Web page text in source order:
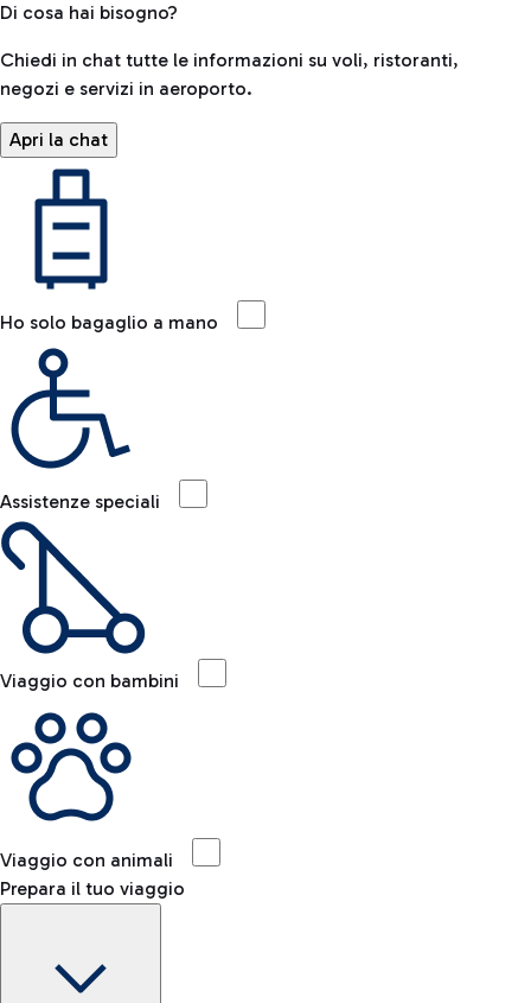
Di cosa hai bisogno?
Chiedi in chat tutte le informazioni su voli, ristoranti,
negozi e servizi in aeroporto.
Apri la chat
Ho solo bagaglio a mano
Assistenze speciali
Viaggio con bambini
Viaggio con animali
Prepara il tuo viaggio